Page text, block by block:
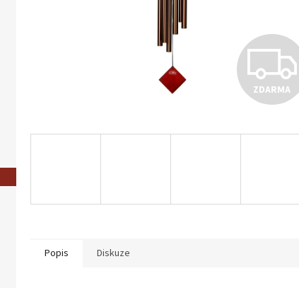
ZDARMA
Popis Diskuze